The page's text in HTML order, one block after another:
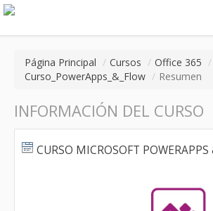
Entrar
Página Principal / Cursos / Office 365 /
Curso_PowerApps_&_Flow / Resumen
INFORMACIÓN DEL CURSO
CURSO MICROSOFT POWERAPPS